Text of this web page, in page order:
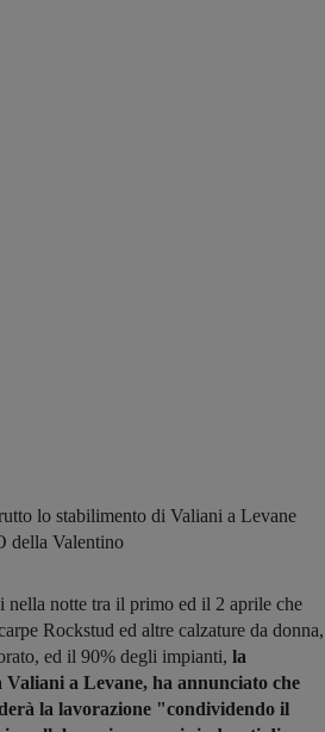
lo stabilimento di Valiani a Levane
della Valentino
notte tra il primo ed il 2 aprile che
Rockstud ed altre calzature da donna,
ed il 90% degli impianti, la
a Levane, ha annunciato che
la lavorazione "condividendo il